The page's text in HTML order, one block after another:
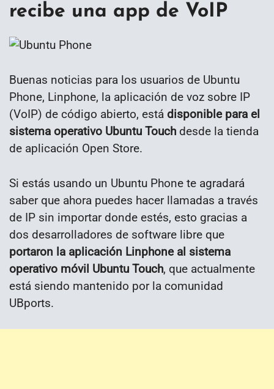
recibe una app de VoIP
Buenas noticias para los usuarios de Ubuntu
Phone, Linphone, la aplicación de voz sobre IP
(VoIP) de código abierto, está disponible para el
sistema operativo Ubuntu Touch desde la tienda
de aplicación Open Store.
Si estás usando un Ubuntu Phone te agradará
saber que ahora puedes hacer llamadas a través
de IP sin importar donde estés, esto gracias a
dos desarrolladores de software libre que
portaron la aplicación Linphone al sistema
operativo móvil Ubuntu Touch, que actualmente
está siendo mantenido por la comunidad
UBports.